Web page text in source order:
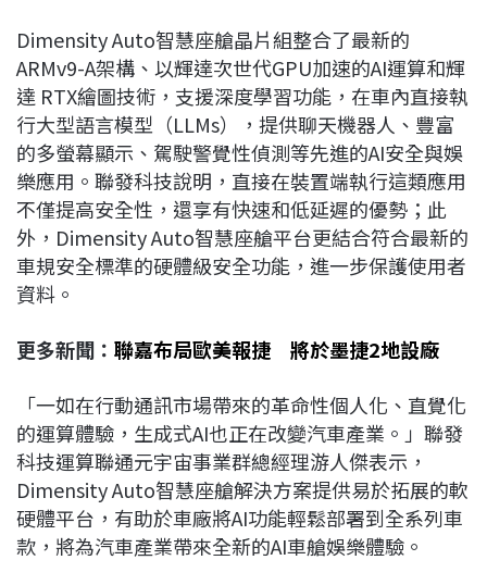
Dimensity Auto智慧座艙晶片組整合了最新的
ARMv9-A架構、以輝達次世代GPU加速的AI運算和輝
達 RTX繪圖技術，支援深度學習功能，在車內直接執
行大型語言模型（LLMs），提供聊天機器人、豐富
的多螢幕顯示、駕駛警覺性偵測等先進的AI安全與娛
樂應用。聯發科技說明，直接在裝置端執行這類應用
不僅提高安全性，還享有快速和低延遲的優勢；此
外，Dimensity Auto智慧座艙平台更結合符合最新的
車規安全標準的硬體級安全功能，進一步保護使用者
資料。
更多新聞： 聯嘉布局歐美報捷 將於墨捷2地設廠
「一如在行動通訊市場帶來的革命性個人化、直覺化
的運算體驗，生成式AI也正在改變汽車產業。」聯發
科技運算聯通元宇宙事業群總經理游人傑表示，
Dimensity Auto智慧座艙解決方案提供易於拓展的軟
硬體平台，有助於車廠將AI功能輕鬆部署到全系列車
款，將為汽車產業帶來全新的AI車艙娛樂體驗。